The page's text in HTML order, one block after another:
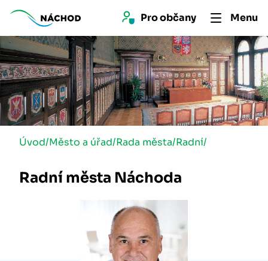
Pro občany Menu
Úvod/Město a úřad/Rada města/Radní/
Radní města Náchoda